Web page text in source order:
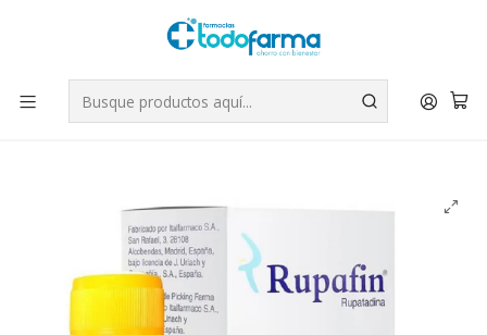
Tus compras tienen envío GRATIS por Rappi - Atención exclusiva
para Chile | WhatsApp +56
Leer más
Inicio Medicamentos
Rupafin Rupatadina 1 mg / ml Jarabe 120 ml.